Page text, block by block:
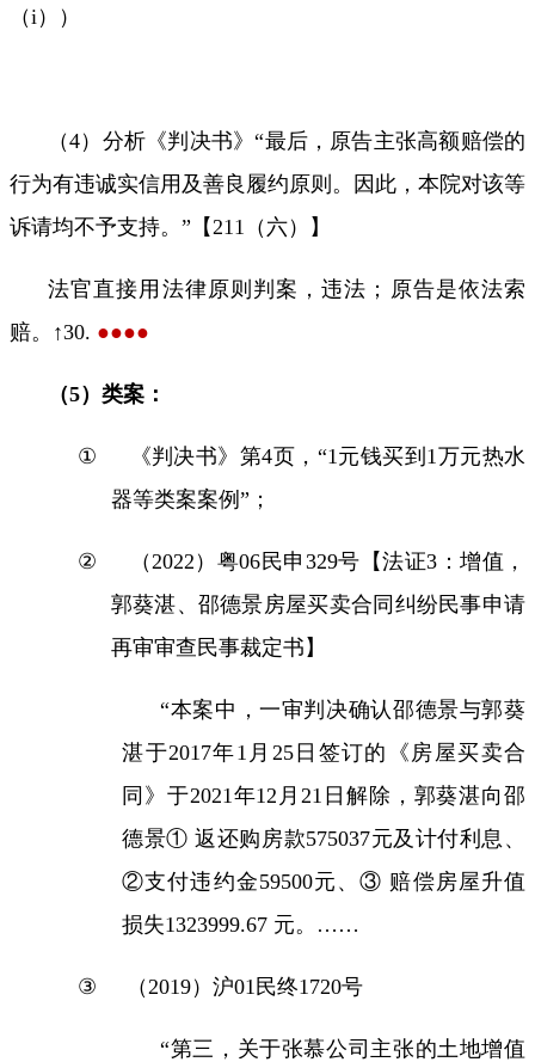
（i ））
（4）分析《判决书》“最后，原告主张高额赔偿的
行为有违诚实信用及善良履约原则。因此，本院对该等
诉请均不予支持。”【 211 （六）】
法官直接用法律原则判案，违法；原告是依法索
赔。↑30. ●●●●
（5）类案：
① 《判决书》第4页，“1 元钱买到 1 万元热水
器等类案案例”；
② （ 2022 ）粤06民申 329号【法证3 ：增值，
郭葵湛、邵德景房屋买卖合同纠纷民事申请
再审审查民事裁定书】
“本案中，一审判决确认邵德景与郭葵
湛于2017年1 月 25日签订的《房屋买卖合
同》于2021 年12 月 21 日解除，郭葵湛向邵
德景① 返还购房款575037元及计付利息、
②支付违约金59500元、③ 赔偿房屋升值
损失1323999.67 元。……
③ （ 2019）沪01 民终1720号
“第三，关于张慕公司主张的土地增值